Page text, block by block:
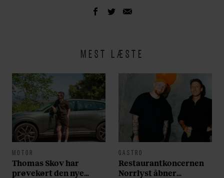
MEST LÆSTE
MOTOR
Thomas Skov har
prøvekørt den nye
GASTRO
Restaurantkoncernen
Norrlyst åbner